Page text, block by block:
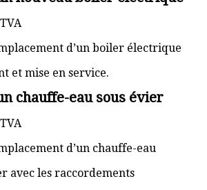
d’un boiler électrique
et mise en service.
chauffe-eau sous évier
d’un chauffe-eau
avec les raccordements